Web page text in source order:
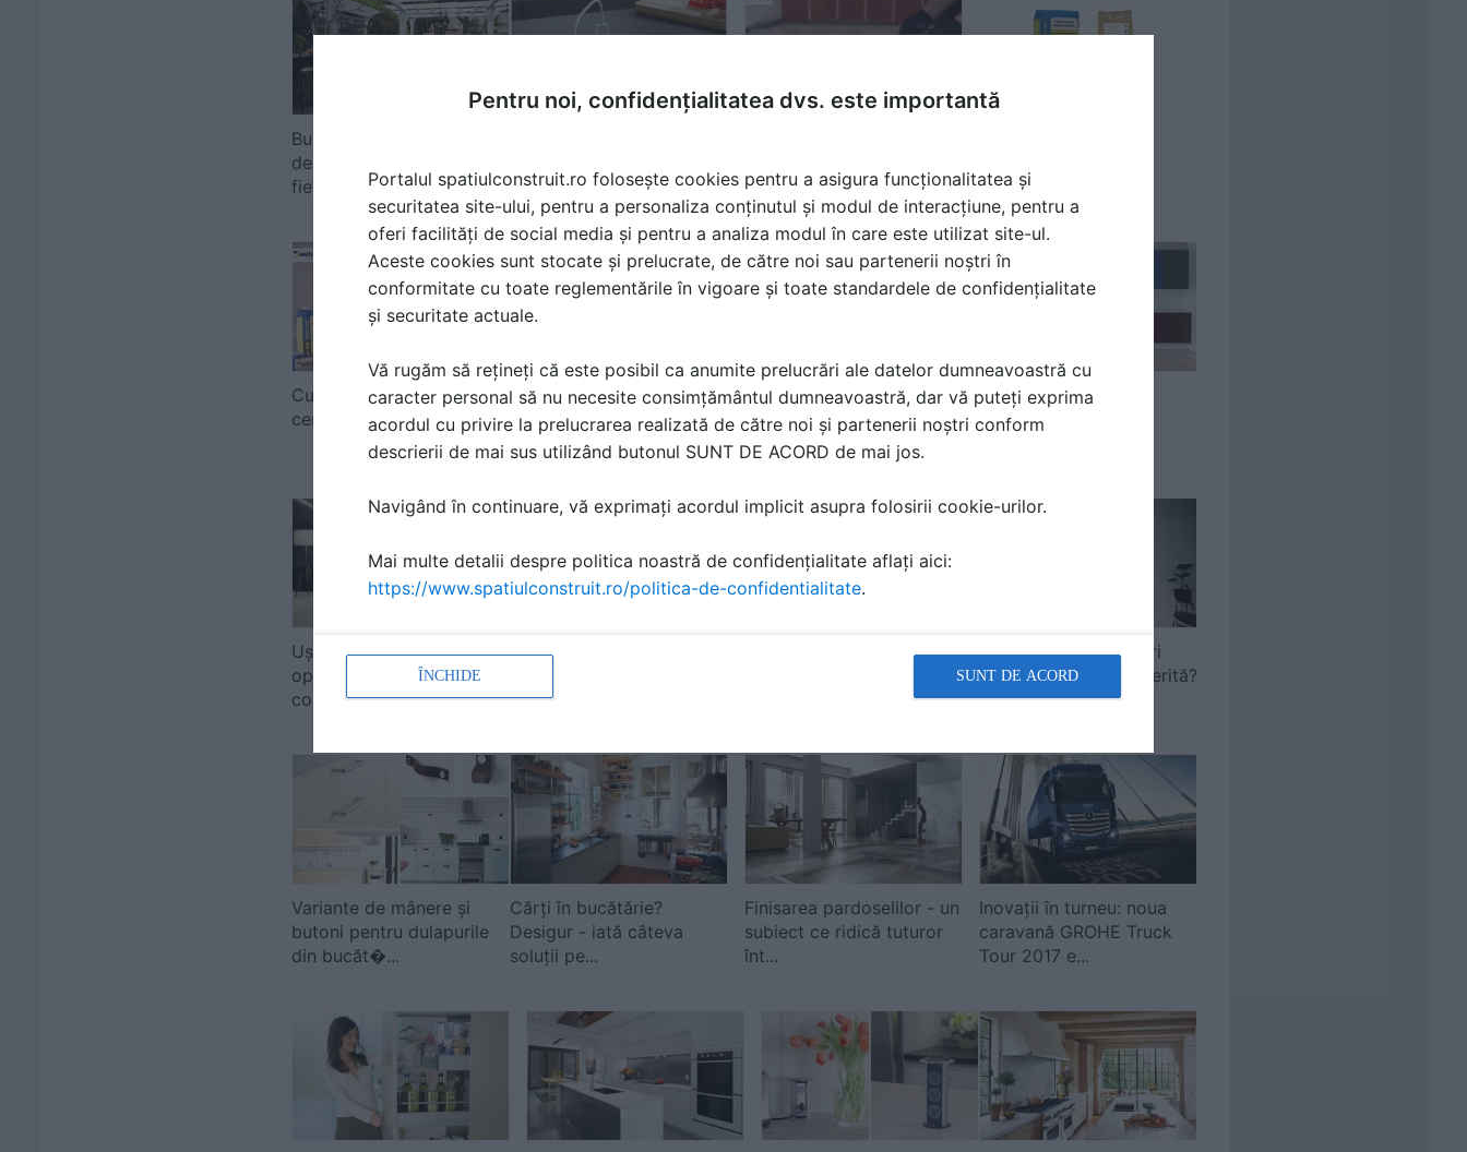
Bucătăria de vară: stiluri
de amenajare pe gustul
fiecăr...
Cum o a...
comerciale?
Cum să aplici plăci
ceramice pe gips-carton?
Avantajele alegerii unui
mobilier la comandă
Cum să aplici plăci
ceramice peste mozaic
vechi?
Cele mai colorate și
creative dulapuri de
Ușurează-ți alegerile
optând pentru seturi
complete de f...
Cum să aplici gresie
Bucătării fără dulapuri
suspendate – oare merită?
Variante de mânere și
butoni pentru dulapurile
din bucăt�...
Cărți în bucătărie?
Desigur - iată câteva
soluții pe...
Finisarea pardoselilor - un
subiect ce ridică tuturor
înt...
Inovații în turneu: noua
caravană GROHE Truck
Tour 2017 e...
Pentru noi, confidențialitatea dvs. este importantă
Portalul spatiulconstruit.ro folosește cookies pentru a asigura funcționalitatea și
securitatea site-ului, pentru a personaliza conținutul și modul de interacțiune, pentru a
oferi facilități de social media și pentru a analiza modul în care este utilizat site-ul.
Aceste cookies sunt stocate și prelucrate, de către noi sau partenerii noștri în
conformitate cu toate reglementările în vigoare și toate standardele de confidențialitate
și securitate actuale.
Vă rugăm să rețineți că este posibil ca anumite prelucrări ale datelor dumneavoastră cu
caracter personal să nu necesite consimțământul dumneavoastră, dar vă puteți exprima
acordul cu privire la prelucrarea realizată de către noi și partenerii noștri conform
descrierii de mai sus utilizând butonul SUNT DE ACORD de mai jos.
Navigând în continuare, vă exprimați acordul implicit asupra folosirii cookie-urilor.
Mai multe detalii despre politica noastră de confidențialitate aflați aici:
https://www.spatiulconstruit.ro/politica-de-confidentialitate.
ÎNCHIDE SUNT DE ACORD